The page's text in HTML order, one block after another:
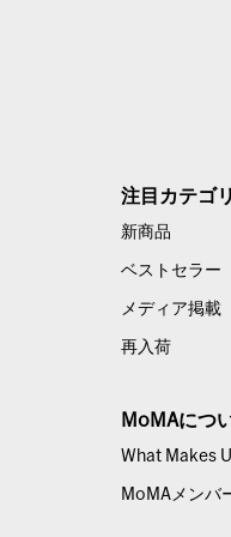
注目カテゴ
新商品
ベストセラー
メディア掲載
再入荷
MoMAにつ
What Makes
MoMAメンバ